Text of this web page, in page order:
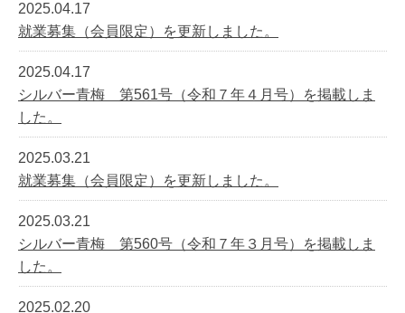
2025.04.17
就業募集（会員限定）を更新しました。
2025.04.17
シルバー青梅 第561号（令和７年４月号）を掲載しま
した。
2025.03.21
就業募集（会員限定）を更新しました。
2025.03.21
シルバー青梅 第560号（令和７年３月号）を掲載しま
した。
2025.02.20